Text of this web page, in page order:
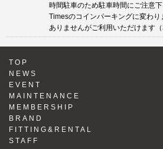
時間駐車のため駐車時間にご注意
Timesのコインパーキングに変わ
ありませんがご利用いただけます（
TOP
NEWS
EVENT
MAINTENANCE
MEMBERSHIP
BRAND
FITTING&RENTAL
STAFF